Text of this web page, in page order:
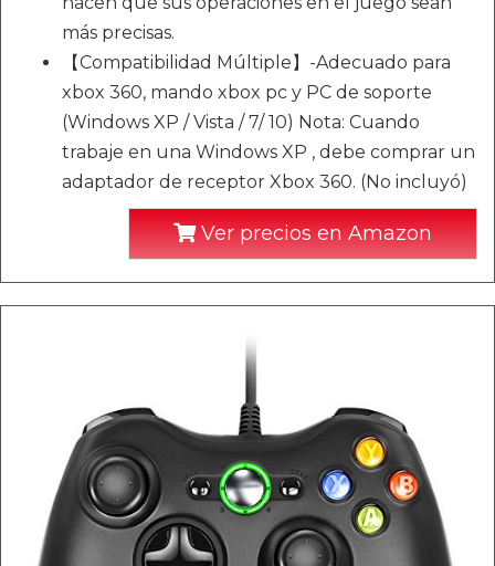
más precisas.
【Compatibilidad Múltiple】-Adecuado para
xbox 360, mando xbox pc y PC de soporte
(Windows XP / Vista / 7/ 10) Nota: Cuando
trabaje en una Windows XP , debe comprar un
adaptador de receptor Xbox 360. (No incluyó)
Ver precios en Amazon